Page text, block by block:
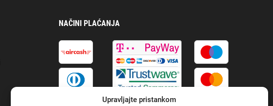
Upravljajte pristankom
NAČINI PLAĆANJA